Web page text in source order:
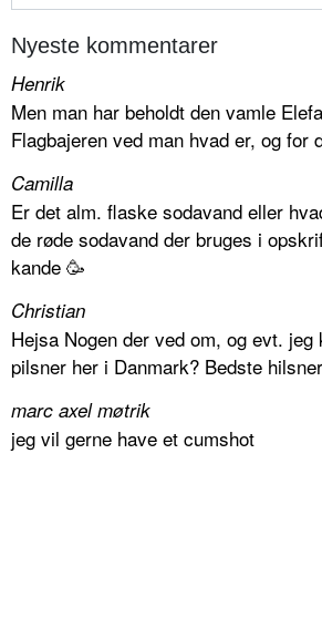
Nyeste kommentarer
Henrik
Men man har beholdt den vamle
Flagbajeren ved man hvad er, og for
Camilla
Er det alm. flaske sodavand eller
de røde sodavand der bruges i
kande 🥳
Christian
Hejsa Nogen der ved om, og evt. jeg
pilsner her i Danmark? Bedste
marc axel møtrik
jeg vil gerne have et cumshot